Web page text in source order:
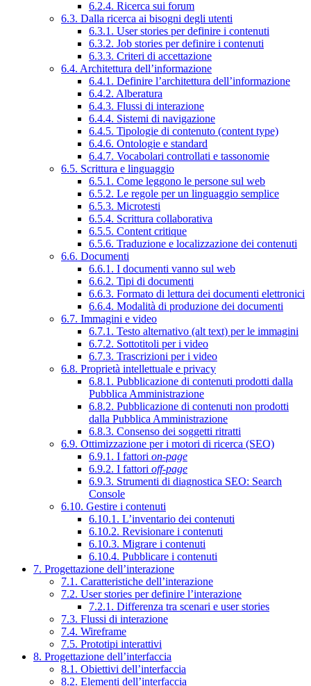
6.2.4. Ricerca sui forum
6.3. Dalla ricerca ai bisogni degli utenti
6.3.1. User stories per definire i contenuti
6.3.2. Job stories per definire i contenuti
6.3.3. Criteri di accettazione
6.4. Architettura dell’informazione
6.4.1. Definire l’architettura dell’informazione
6.4.2. Alberatura
6.4.3. Flussi di interazione
6.4.4. Sistemi di navigazione
6.4.5. Tipologie di contenuto (content type)
6.4.6. Ontologie e standard
6.4.7. Vocabolari controllati e tassonomie
6.5. Scrittura e linguaggio
6.5.1. Come leggono le persone sul web
6.5.2. Le regole per un linguaggio semplice
6.5.3. Microtesti
6.5.4. Scrittura collaborativa
6.5.5. Content critique
6.5.6. Traduzione e localizzazione dei contenuti
6.6. Documenti
6.6.1. I documenti vanno sul web
6.6.2. Tipi di documenti
6.6.3. Formato di lettura dei documenti elettronici
6.6.4. Modalità di produzione dei documenti
6.7. Immagini e video
6.7.1. Testo alternativo (alt text) per le immagini
6.7.2. Sottotitoli per i video
6.7.3. Trascrizioni per i video
6.8. Proprietà intellettuale e privacy
6.8.1. Pubblicazione di contenuti prodotti dalla
Pubblica Amministrazione
6.8.2. Pubblicazione di contenuti non prodotti
dalla Pubblica Amministrazione
6.8.3. Consenso dei soggetti ritratti
6.9. Ottimizzazione per i motori di ricerca (SEO)
6.9.1. I fattori on-page
6.9.2. I fattori off-page
6.9.3. Strumenti di diagnostica SEO: Search
Console
6.10. Gestire i contenuti
6.10.1. L’inventario dei contenuti
6.10.2. Revisionare i contenuti
6.10.3. Migrare i contenuti
6.10.4. Pubblicare i contenuti
7. Progettazione dell’interazione
7.1. Caratteristiche dell’interazione
7.2. User stories per definire l’interazione
7.2.1. Differenza tra scenari e user stories
7.3. Flussi di interazione
7.4. Wireframe
7.5. Prototipi interattivi
8. Progettazione dell’interfaccia
8.1. Obiettivi dell’interfaccia
8.2. Elementi dell’interfaccia